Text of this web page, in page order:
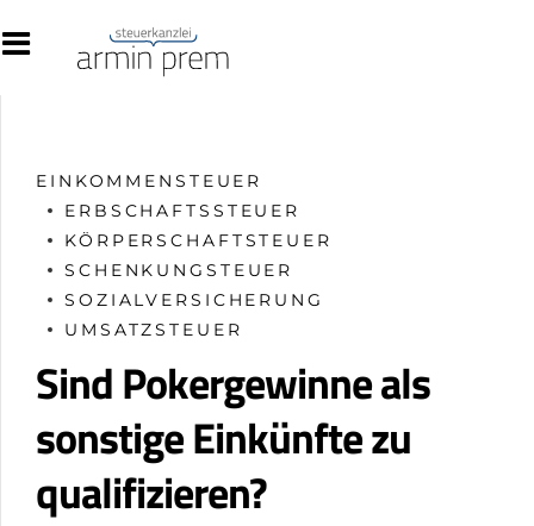
EINKOMMENSTEUER
ERBSCHAFTSSTEUER
KÖRPERSCHAFTSTEUER
SCHENKUNGSTEUER
SOZIALVERSICHERUNG
UMSATZSTEUER
Sind Pokergewinne als
sonstige Einkünfte zu
qualifizieren?